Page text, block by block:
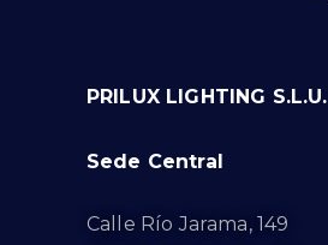
PRILUX LIGHTING S.L.U.
Sede Central
Calle Río Jarama, 149